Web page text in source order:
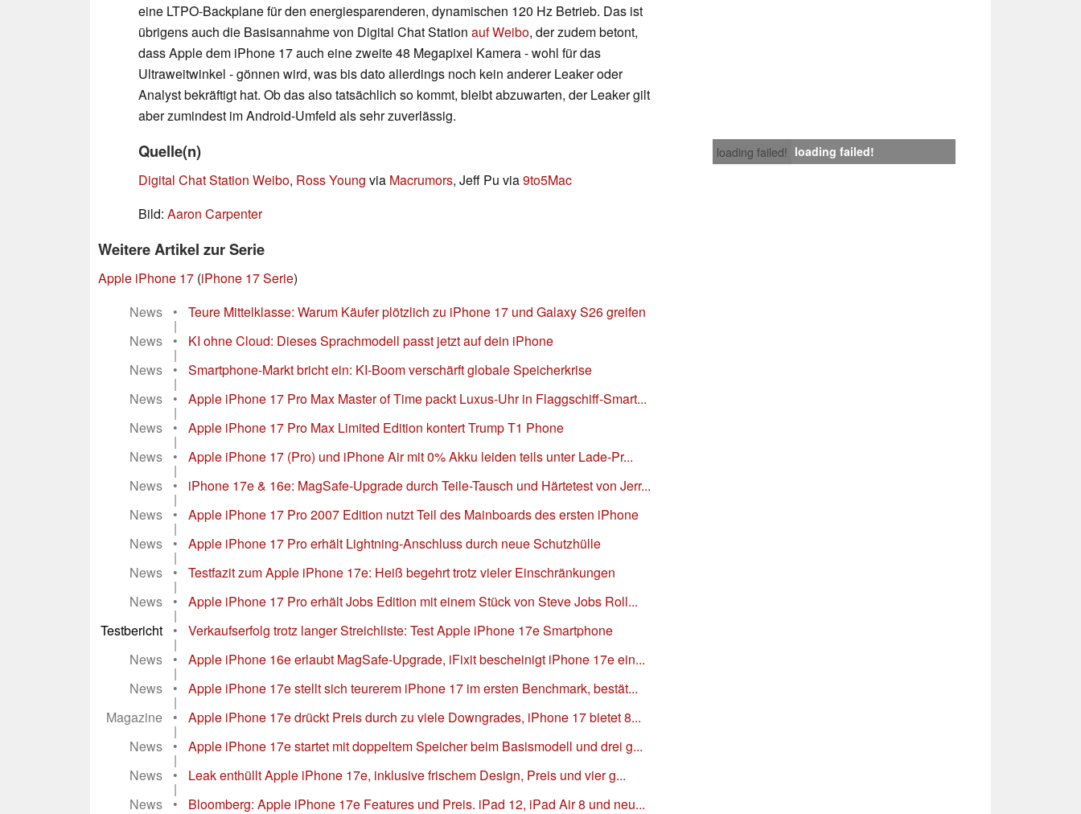
eine LTPO-Backplane für den energiesparenderen, dynamischen 120 Hz Betrieb. Das ist
übrigens auch die Basisannahme von Digital Chat Station auf Weibo, der zudem betont,
dass Apple dem iPhone 17 auch eine zweite 48 Megapixel Kamera - wohl für das
Ultraweitwinkel - gönnen wird, was bis dato allerdings noch kein anderer Leaker oder
Analyst bekräftigt hat. Ob das also tatsächlich so kommt, bleibt abzuwarten, der Leaker gilt
aber zumindest im Android-Umfeld als sehr zuverlässig.
loading failed! loading failed!
Quelle(n)
Digital Chat Station Weibo, Ross Young via Macrumors, Jeff Pu via9to5Mac
Bild: Aaron Carpenter
Weitere Artikel zur Serie
Apple iPhone 17 (iPhone 17 Serie)
News
• Teure Mittelklasse: Warum Käufer plötzlich zu iPhone 17 und Galaxy S26 greifen
|
News
• KI ohne Cloud: Dieses Sprachmodell passt jetzt auf dein iPhone
|
News
• Smartphone-Markt bricht ein: KI-Boom verschärft globale Speicherkrise
|
News
• Apple iPhone 17 Pro Max Master of Time packt Luxus-Uhr in Flaggschiff-Smart...
|
News
• Apple iPhone 17 Pro Max Limited Edition kontert Trump T1 Phone
|
News
• Apple iPhone 17 (Pro) und iPhone Air mit 0% Akku leiden teils unter Lade-Pr...
|
News
• iPhone 17e & 16e: MagSafe-Upgrade durch Teile-Tausch und Härtetest von Jerr...
|
News
• Apple iPhone 17 Pro 2007 Edition nutzt Teil des Mainboards des ersten iPhone
|
News
• Apple iPhone 17 Pro erhält Lightning-Anschluss durch neue Schutzhülle
|
News
• Testfazit zum Apple iPhone 17e: Heiß begehrt trotz vieler Einschränkungen
|
News
• Apple iPhone 17 Pro erhält Jobs Edition mit einem Stück von Steve Jobs Roll...
|
Testbericht
• Verkaufserfolg trotz langer Streichliste: Test Apple iPhone 17e Smartphone
|
News
• Apple iPhone 16e erlaubt MagSafe-Upgrade, iFixit bescheinigt iPhone 17e ein...
|
News
• Apple iPhone 17e stellt sich teurerem iPhone 17 im ersten Benchmark, bestät...
|
Magazine
• Apple iPhone 17e drückt Preis durch zu viele Downgrades, iPhone 17 bietet 8...
|
News
• Apple iPhone 17e startet mit doppeltem Speicher beim Basismodell und drei g...
|
News
• Leak enthüllt Apple iPhone 17e, inklusive frischem Design, Preis und vier g...
|
News
•
Bloomberg: Apple iPhone 17e Features und Preis. iPad 12, iPad Air 8 und neu...